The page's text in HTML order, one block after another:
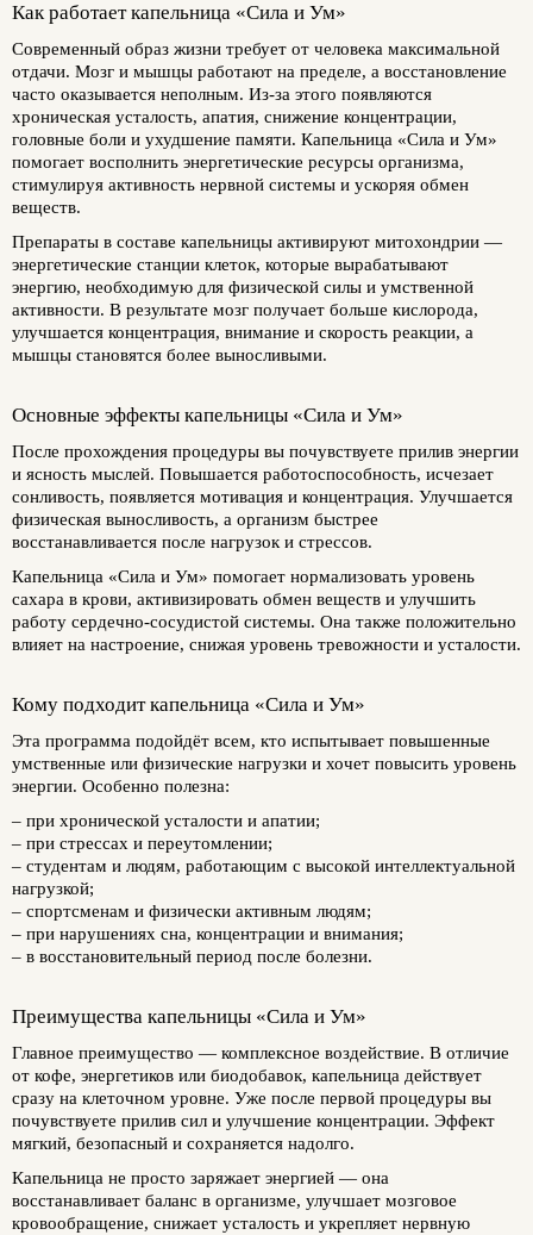
Как работает капельница «Сила и Ум»
Современный образ жизни требует от человека максимальной
отдачи. Мозг и мышцы работают на пределе, а восстановление
часто оказывается неполным. Из-за этого появляются
хроническая усталость, апатия, снижение концентрации,
головные боли и ухудшение памяти. Капельница «Сила и Ум»
помогает восполнить энергетические ресурсы организма,
стимулируя активность нервной системы и ускоряя обмен
веществ.
Препараты в составе капельницы активируют митохондрии —
энергетические станции клеток, которые вырабатывают
энергию, необходимую для физической силы и умственной
активности. В результате мозг получает больше кислорода,
улучшается концентрация, внимание и скорость реакции, а
мышцы становятся более выносливыми.
Основные эффекты капельницы «Сила и Ум»
После прохождения процедуры вы почувствуете прилив энергии
и ясность мыслей. Повышается работоспособность, исчезает
сонливость, появляется мотивация и концентрация. Улучшается
физическая выносливость, а организм быстрее
восстанавливается после нагрузок и стрессов.
Капельница «Сила и Ум» помогает нормализовать уровень
сахара в крови, активизировать обмен веществ и улучшить
работу сердечно-сосудистой системы. Она также положительно
влияет на настроение, снижая уровень тревожности и усталости.
Кому подходит капельница «Сила и Ум»
Эта программа подойдёт всем, кто испытывает повышенные
умственные или физические нагрузки и хочет повысить уровень
энергии. Особенно полезна:
– при хронической усталости и апатии;
– при стрессах и переутомлении;
– студентам и людям, работающим с высокой интеллектуальной
нагрузкой;
– спортсменам и физически активным людям;
– при нарушениях сна, концентрации и внимания;
– в восстановительный период после болезни.
Преимущества капельницы «Сила и Ум»
Главное преимущество — комплексное воздействие. В отличие
от кофе, энергетиков или биодобавок, капельница действует
сразу на клеточном уровне. Уже после первой процедуры вы
почувствуете прилив сил и улучшение концентрации. Эффект
мягкий, безопасный и сохраняется надолго.
Капельница не просто заряжает энергией — она
восстанавливает баланс в организме, улучшает мозговое
кровообращение, снижает усталость и укрепляет нервную